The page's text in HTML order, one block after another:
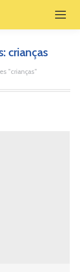
crianças
"crianças"